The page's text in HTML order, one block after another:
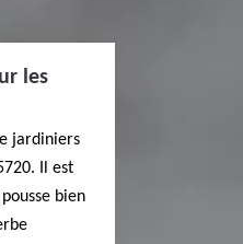
les
jardiniers
Il est
bien